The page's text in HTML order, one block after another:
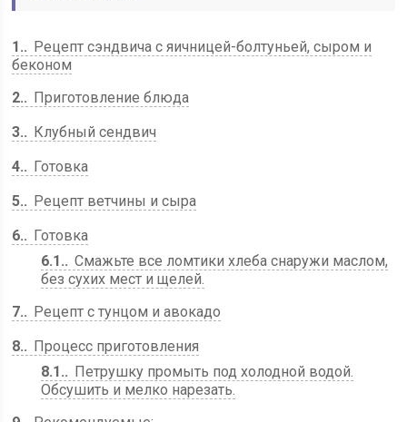
1.
Рецепт сэндвича с яичницей-болтуньей, сыром и
беконом
2.
Приготовление блюда
3.
Клубный сендвич
4.
Готовка
5.
Рецепт ветчины и сыра
6.
Готовка
6.1.
Смажьте все ломтики хлеба снаружи маслом,
без сухих мест и щелей.
7.
Рецепт с тунцом и авокадо
8.
Процесс приготовления
8.1.
Петрушку промыть под холодной водой.
Обсушить и мелко нарезать.